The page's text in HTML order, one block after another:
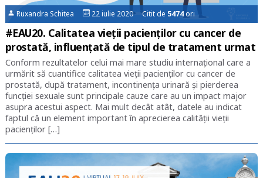
Ruxandra Schitea 22 iulie 2020 Citit de 5474ori
#EAU20. Calitatea vieții pacienților cu cancer de
prostată, influențată de tipul de tratament urmat
Conform rezultatelor celui mai mare studiu internațional care a
urmărit să cuantifice calitatea vieții pacienților cu cancer de
prostată, după tratament, incontinența urinară și pierderea
funcției sexuale sunt principale cauze care au un impact major
asupra acestui aspect. Mai mult decât atât, datele au indicat
faptul că un element important în aprecierea calității vieții
pacienților […]